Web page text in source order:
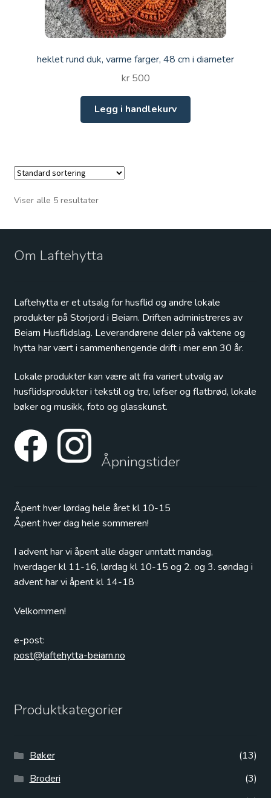
heklet rund duk, varme farger, 48 cm i diameter
kr500
Legg i handlekurv
Viser alle 5 resultater
Om Laftehytta
Laftehytta er et utsalg for husflid og andre lokale
produkter på Storjord i Beiarn. Driften administreres av
Beiarn Husflidslag. Leverandørene deler på vaktene og
hytta har vært i sammenhengende drift i mer enn 30 år.
Lokale produkter kan være alt fra variert utvalg av
husflidsprodukter i tekstil og tre, lefser og flatbrød, lokale
bøker og musikk, foto og glasskunst.
Åpningstider
Åpent hver lørdag hele året kl 10-15
Åpent hver dag hele sommeren!
I advent har vi åpent alle dager unntatt mandag,
hverdager kl 11-16, lørdag kl 10-15 og 2. og 3. søndag i
advent har vi åpent kl 14-18
Velkommen!
e-post:
post@laftehytta-beiarn.no
Produktkategorier
Bøker
(13)
Broderi
(3)